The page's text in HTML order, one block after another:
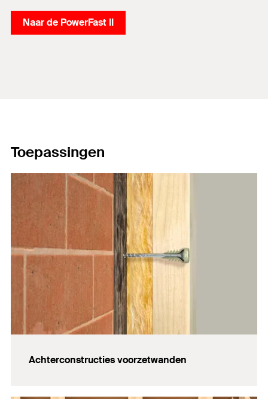
Naar de PowerFast II
Toepassingen
Achterconstructies voorzetwanden